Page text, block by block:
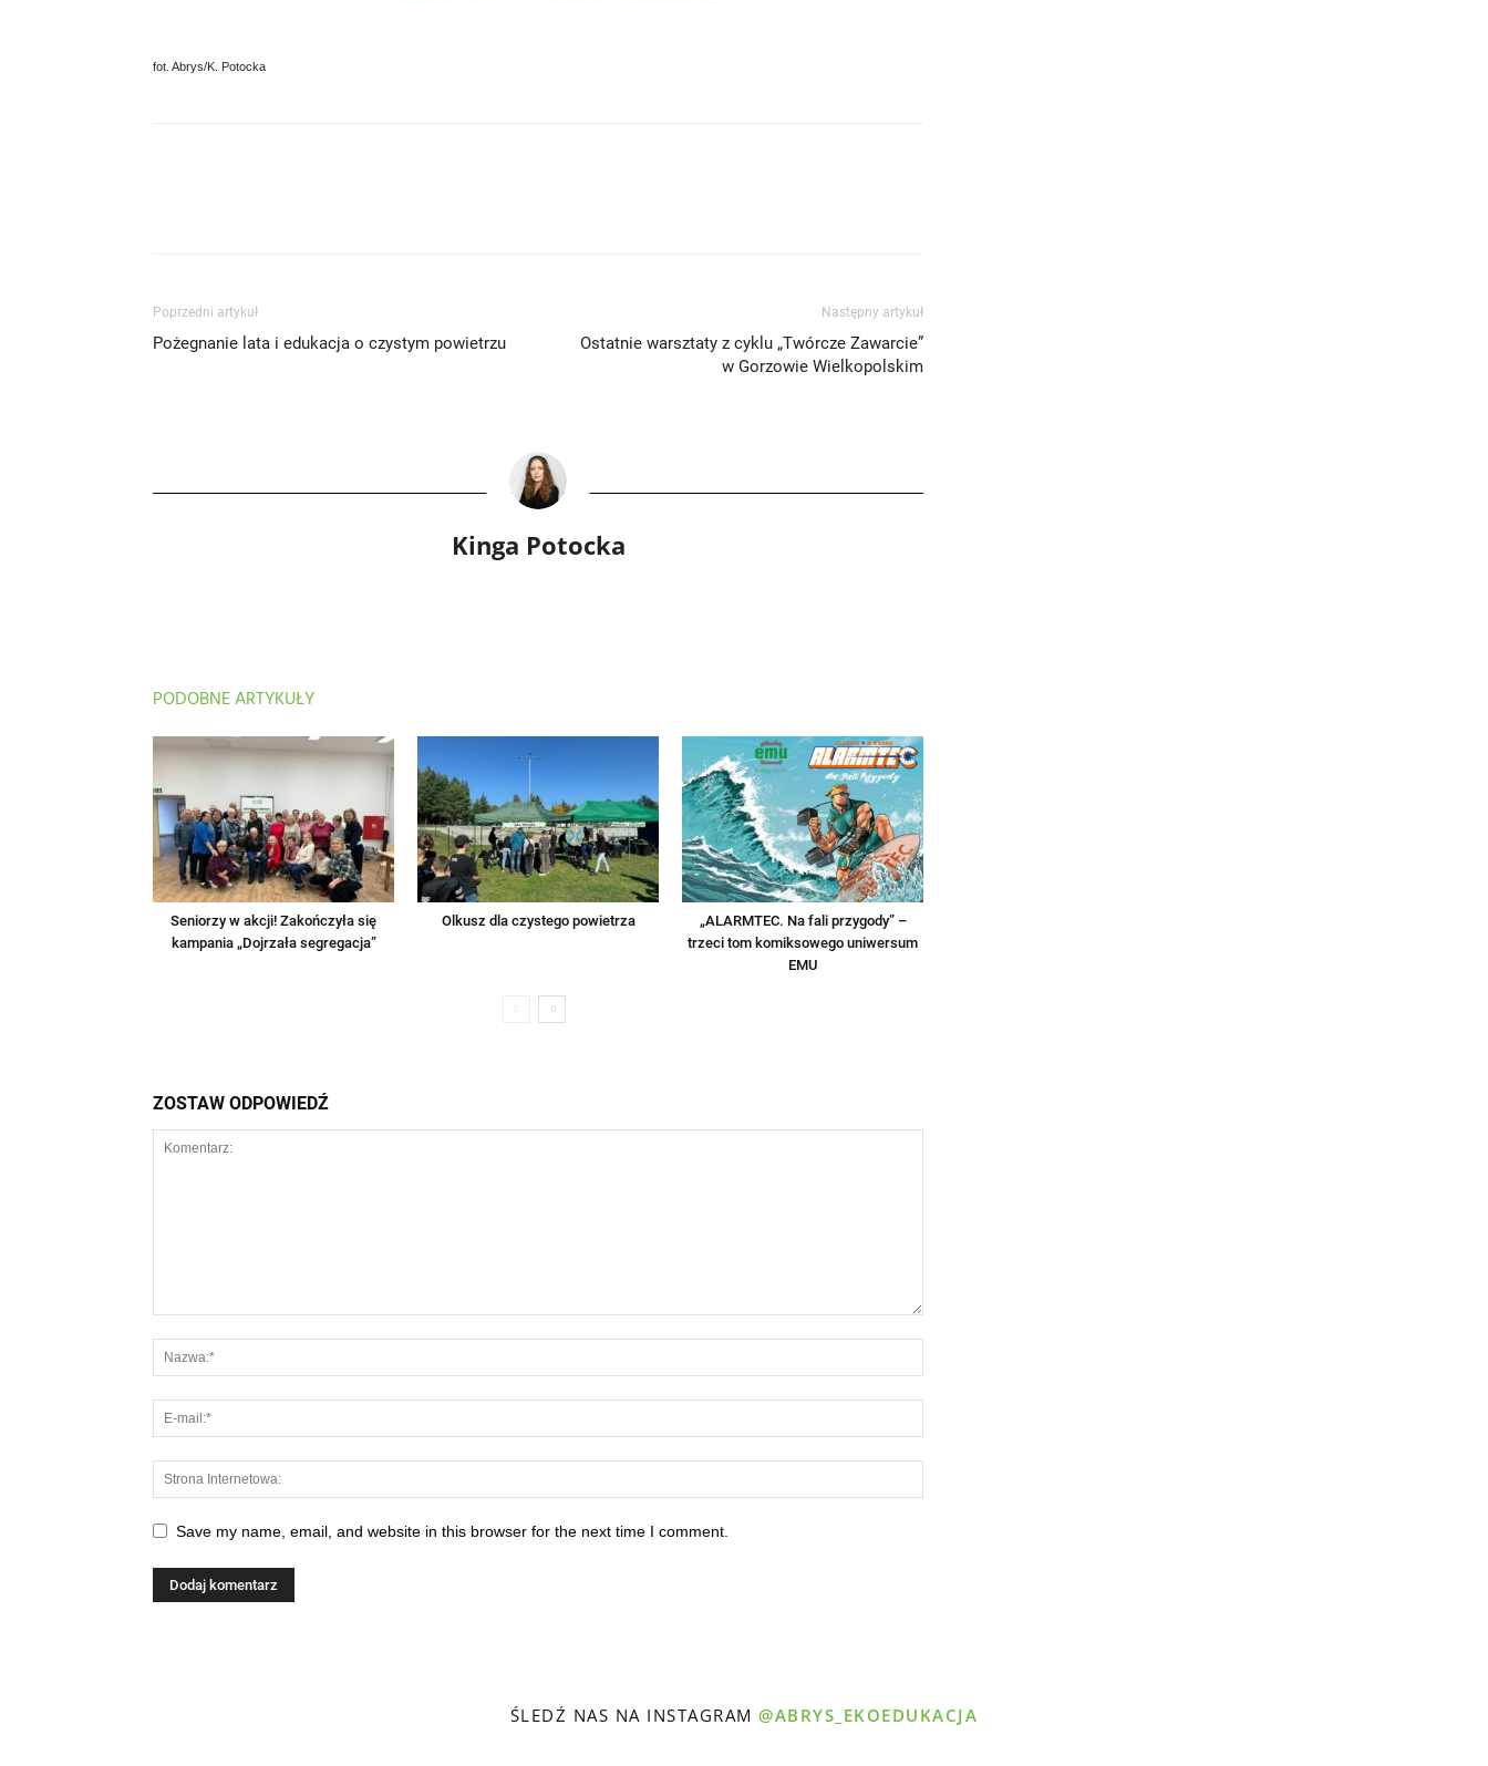
fot. Abrys/K. Potocka
Poprzedni artykuł
Pożegnanie lata i edukacja o czystym powietrzu
Następny artykuł
Ostatnie warsztaty z cyklu „Twórcze Zawarcie”
w Gorzowie Wielkopolskim
Kinga Potocka
PODOBNE ARTYKUŁY
Seniorzy w akcji! Zakończyła się
kampania „Dojrzała segregacja”
Olkusz dla czystego powietrza
„ALARMTEC. Na fali przygody” –
trzeci tom komiksowego uniwersum
EMU
ZOSTAW ODPOWIEDŹ
Save my name, email, and website in this browser for the next time I comment.
ŚLEDŹ NAS NA INSTAGRAM@ABRYS_EKOEDUKACJA